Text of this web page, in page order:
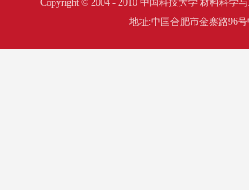
Copyright © 2004 - 2010 中国科技大学 材料科学
地址:中国合肥市金寨路96